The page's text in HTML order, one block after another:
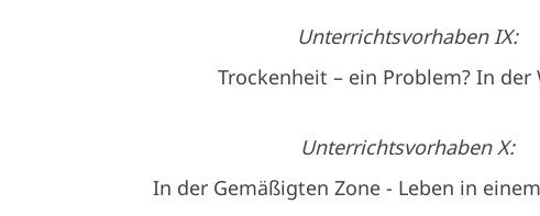
Unterrichtsvorhaben IX:
Trockenheit – ein Problem? In der
Unterrichtsvorhaben X:
In der Gemäßigten Zone - Leben in